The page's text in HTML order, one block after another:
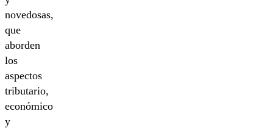
novedosas,
que
aborden
los
aspectos
tributario,
económico
y